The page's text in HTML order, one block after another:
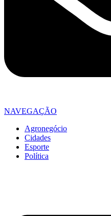
NAVEGAÇÃO
Agronegócio
Cidades
Esporte
Política